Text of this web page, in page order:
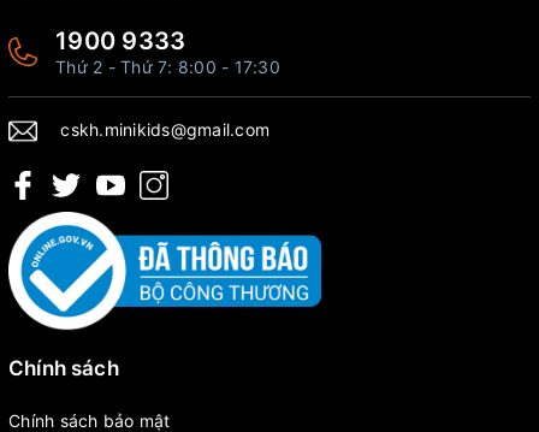
1900 9333
Thứ 2 - Thứ 7: 8:00 - 17:30
cskh.minikids@gmail.com
Chính sách
Chính sách bảo mật